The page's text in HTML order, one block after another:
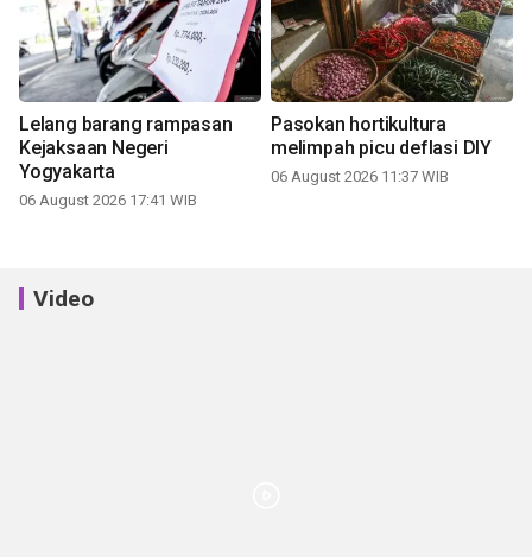
Lelang barang rampasan
Kejaksaan Negeri
Yogyakarta
06 August 2026 17:41 WIB
Pasokan hortikultura
melimpah picu deflasi DIY
06 August 2026 11:37 WIB
Video